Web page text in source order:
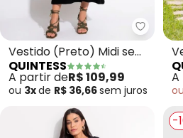
Vestido (Preto) Midi sem
Mangas com Botões
QUINTESS
A partir deR$ 109,99
ou 3xde R$ 36,66sem juros ou
-